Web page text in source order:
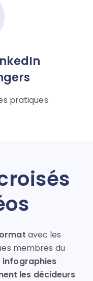
pratiques
avec les
membres du
infographies
les décideurs